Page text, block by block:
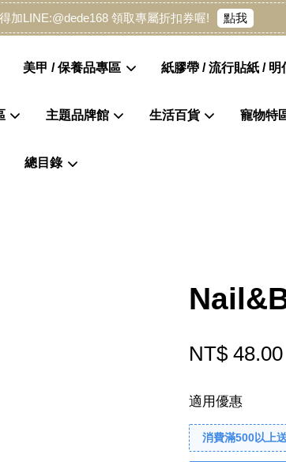
加LINE:@dede168 領取專屬折扣券喔! 點我
美甲 / 保養品專區 紙膠帶 / 流行貼紙 /
主題品牌館 生活百貨 寵物特
總目錄
NT$ 48.00
適用優惠
消費滿500以上